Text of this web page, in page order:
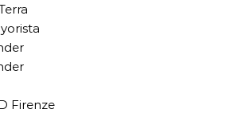
Firenze